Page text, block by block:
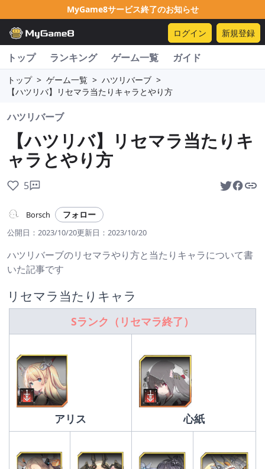
MyGame8サービス終了のお知らせ
ログイン 新規登録
トップ ランキング ゲーム一覧 ガイド
トップ > ゲーム一覧 > ハツリバーブ >
【ハツリバ】リセマラ当たりキャラとやり方
ハツリバーブ
【ハツリバ】リセマラ当たりキ
ャラとやり方
5
Borsch フォロー
公開日： 2023/10/20更新日： 2023/10/20
ハツリバーブのリセマラやり方と当たりキャラについて書
いた記事です
リセマラ当たりキャラ
Sランク（リセマラ終了）
アリス 心紙